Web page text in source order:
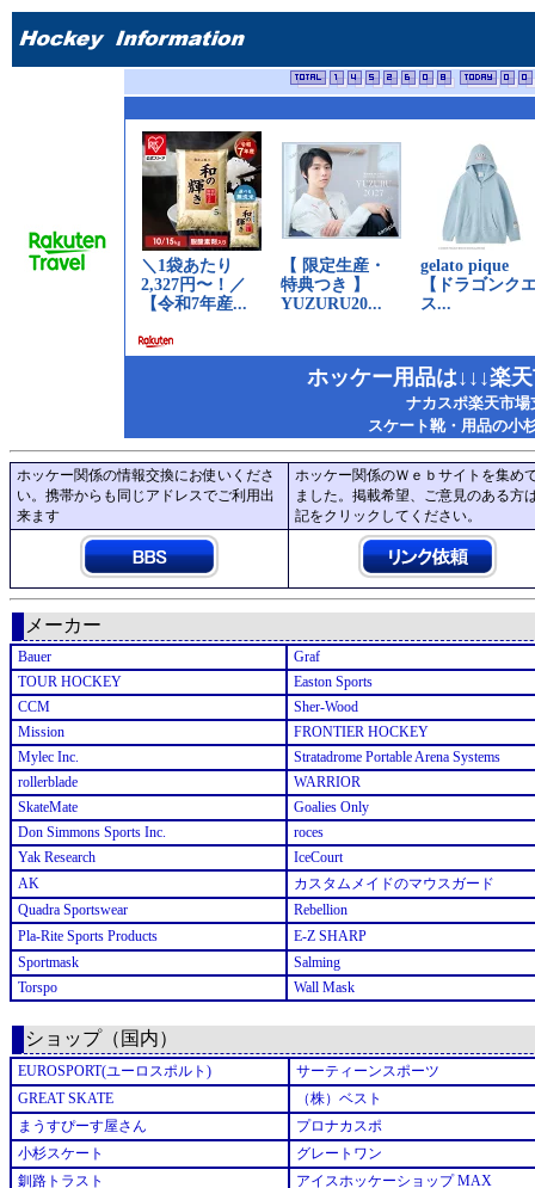
ホッケー用品は↓↓↓楽
ナカスポ楽天市場
スケート靴・用品の小
ホッケー関係の情報交換にお使いくださ
い。携帯からも同じアドレスでご利用出
来ます
ホッケー関係のＷｅｂサイトを集め
ました。掲載希望、ご意見のある方
記をクリックしてください。
メーカー
Bauer
Graf
TOUR HOCKEY
Easton Sports
CCM
Sher-Wood
Mission
FRONTIER HOCKEY
Mylec Inc.
Stratadrome Portable Arena Systems
rollerblade
WARRIOR
SkateMate
Goalies Only
Don Simmons Sports Inc.
roces
Yak Research
IceCourt
AK
カスタムメイドのマウスガード
Quadra Sportswear
Rebellion
Pla-Rite Sports Products
E-Z SHARP
Sportmask
Salming
Torspo
Wall Mask
ショップ（国内）
EUROSPORT(ユーロスポルト)
サーティーンスポーツ
GREAT SKATE
（株）ベスト
まうすぴーす屋さん
プロナカスポ
小杉スケート
グレートワン
釧路トラスト
アイスホッケーショップ MAX